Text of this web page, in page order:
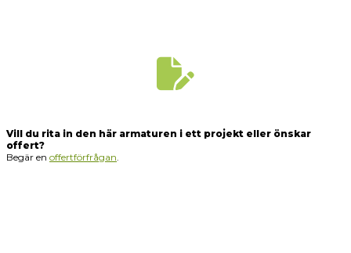
Vill du rita in den här armaturen i ett projekt eller önskar
offert?
Begär en offertförfrågan.